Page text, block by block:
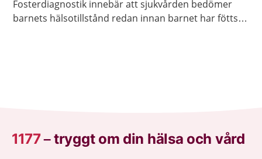
Fosterdiagnostik innebär att sjukvården bedömer
barnets hälsotillstånd redan innan barnet har fötts.
1177–tryggt om din hälsa och vård